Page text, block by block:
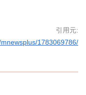
引用元:
1783069786/